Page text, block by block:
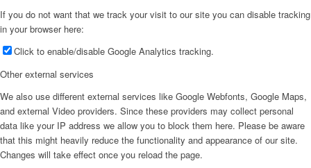
If you do not want that we track your visit to our site you can disable tracking
in your browser here:
Click to enable/disable Google Analytics tracking.
Other external services
We also use different external services like Google Webfonts, Google Maps,
and external Video providers. Since these providers may collect personal
data like your IP address we allow you to block them here. Please be aware
that this might heavily reduce the functionality and appearance of our site.
Changes will take effect once you reload the page.